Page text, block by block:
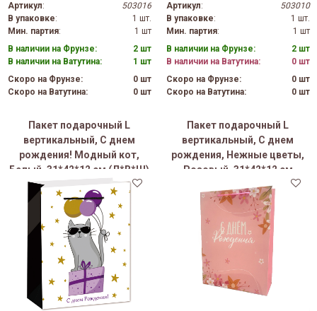
Артикул:
503016
В упаковке:
1 шт.
Мин. партия:
1 шт
В наличии на Фрунзе:
2 шт
В наличии на Ватутина:
1 шт
Скоро на Фрунзе:
0 шт
Скоро на Ватутина:
0 шт
Артикул:
503010
В упаковке:
1 шт.
Мин. партия:
1 шт
В наличии на Фрунзе:
2 шт
В наличии на Ватутина:
0 шт
Скоро на Фрунзе:
0 шт
Скоро на Ватутина:
0 шт
Пакет подарочный L
вертикальный, С днем
рождения! Модный кот,
Белый, 31*42*12 см (Д*В*Ш)
Пакет подарочный L
вертикальный, С днем
рождения, Нежные цветы,
Розовый, 31*42*12 см
(Д*В*Ш), 1 шт.